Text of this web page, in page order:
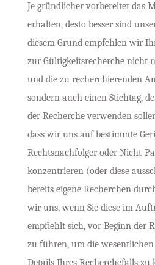
Je gründlicher vorbereitet das
erhalten, desto besser sind
diesem Grund empfehlen wir
zur Gültigkeitsrecherche nicht
und die zu recherchierenden
sondern auch einen Stichtag,
der Recherche verwenden
dass wir uns auf bestimmte
Rechtsnachfolger oder Nicht-
konzentrieren (oder diese
bereits eigene Recherchen
wir uns, wenn Sie diese im
empfiehlt sich, vor Beginn der
zu führen, um die
Details Ihres Recherchefalls zu